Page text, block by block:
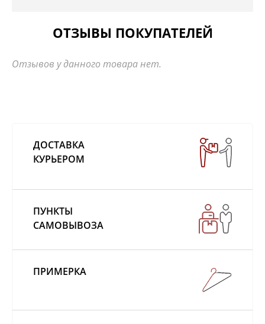
ОТЗЫВЫ ПОКУПАТЕЛЕЙ
Отзывов у данного товара нет.
ДОСТАВКА
КУРЬЕРОМ
ПУНКТЫ
САМОВЫВОЗА
ПРИМЕРКА